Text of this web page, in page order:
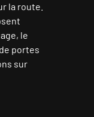
la route.
le
portes
sur